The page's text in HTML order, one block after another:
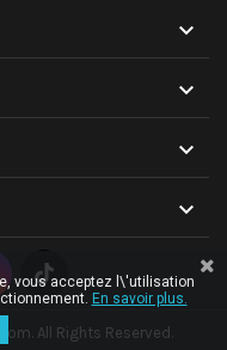




All Rights Reserved.
vous acceptez l\'utilisation
En savoir plus.